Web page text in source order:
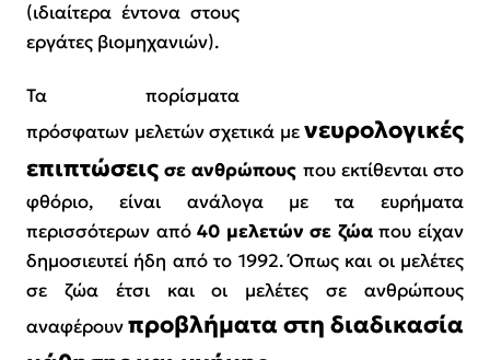
(ιδιαίτερα έντονα στους
εργάτες βιομηχανιών).
Τα πορίσματα
πρόσφατων μελετών σχετικά μενευρολογικές
επιπτώσεις σε ανθρώπους που εκτίθενται στο
φθόριο, είναι ανάλογα με τα ευρήματα
περισσότερων από40 μελετών σε ζώαπου είχαν
δημοσιευτεί ήδη από το 1992. Όπως και οι μελέτες
σε ζώα έτσι και οι μελέτες σε ανθρώπους
αναφέρουνπροβλήματα στη διαδικασία